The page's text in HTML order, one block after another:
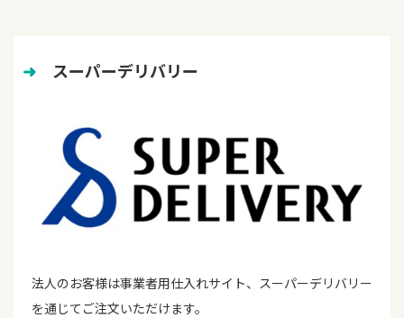
➜ スーパーデリバリー
法人のお客様は事業者用仕入れサイト、スーパーデリバリー
を通じてご注文いただけます。